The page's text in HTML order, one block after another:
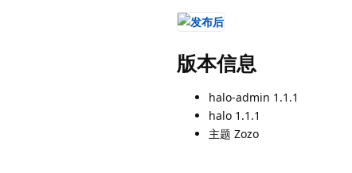
版本信息
halo-admin 1.1.1
halo 1.1.1
主题 Zozo